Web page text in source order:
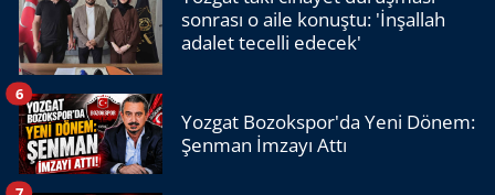
sonrası o aile konuştu: 'İnşallah
adalet tecelli edecek'
Yozgat Bozokspor'da Yeni Dönem:
Şenman İmzayı Attı
6